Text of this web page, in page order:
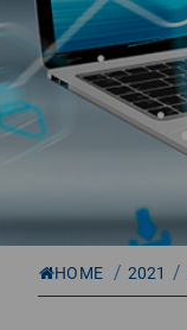
HOME / 2021 /